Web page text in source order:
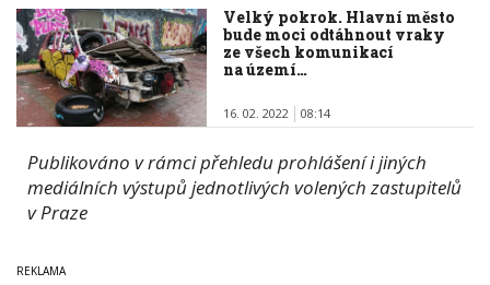
Velký pokrok. Hlavní město
bude moci odtáhnout vraky
ze všech komunikací
na území…
16. 02. 2022 08:14
Publikováno v rámci přehledu prohlášení i jiných
mediálních výstupů jednotlivých volených zastupitelů
v Praze